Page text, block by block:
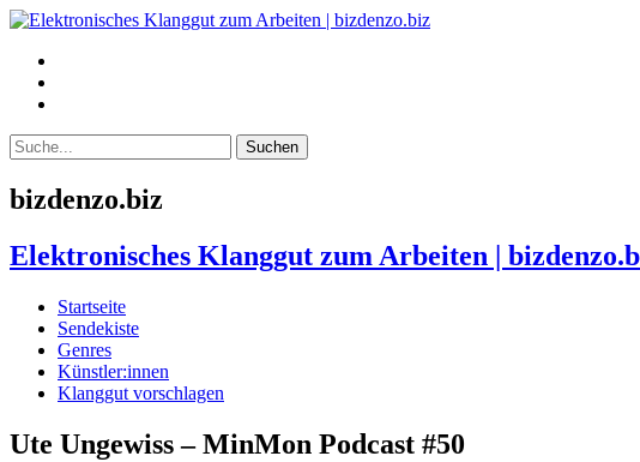
bizdenzo.biz
Elektronisches Klanggut zum Arbeiten |
Startseite
Sendekiste
Genres
Künstler:innen
Klanggut vorschlagen
Ute Ungewiss – MinMon Podcast #50